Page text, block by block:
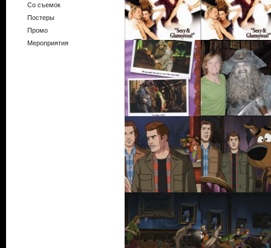
Со съемок
Постеры
Промо
Мероприятия